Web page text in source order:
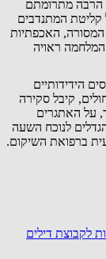
הרבה מתרומתם
קליטת המתנדבים
האכפתיות
ראויה
הידידותיים
קיבל סקירה
על האתגרים
לנוכח השעה
ברפואת השיקום.
לקבוצת דילים